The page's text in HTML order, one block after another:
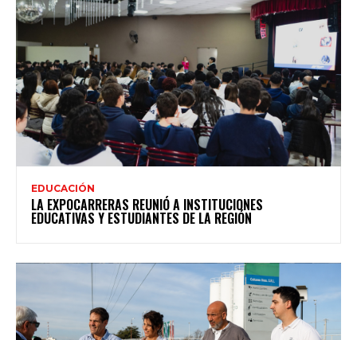
EDUCACIÓN
LA EXPOCARRERAS REUNIÓ A INSTITUCIONES
EDUCATIVAS Y ESTUDIANTES DE LA REGIÓN